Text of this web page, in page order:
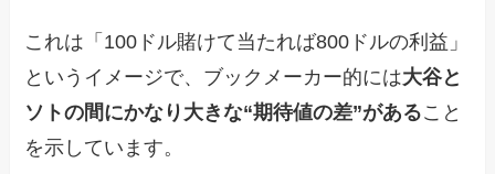
これは「100ドル賭けて当たれば800ドルの利益」
というイメージで、ブックメーカー的には大谷と
ソトの間にかなり大きな“期待値の差”があること
を示しています。